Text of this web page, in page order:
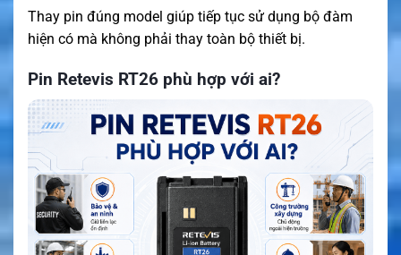
Thay pin đúng model giúp tiếp tục sử dụng bộ đàm
hiện có mà không phải thay toàn bộ thiết bị.
Pin Retevis RT26 phù hợp với ai?